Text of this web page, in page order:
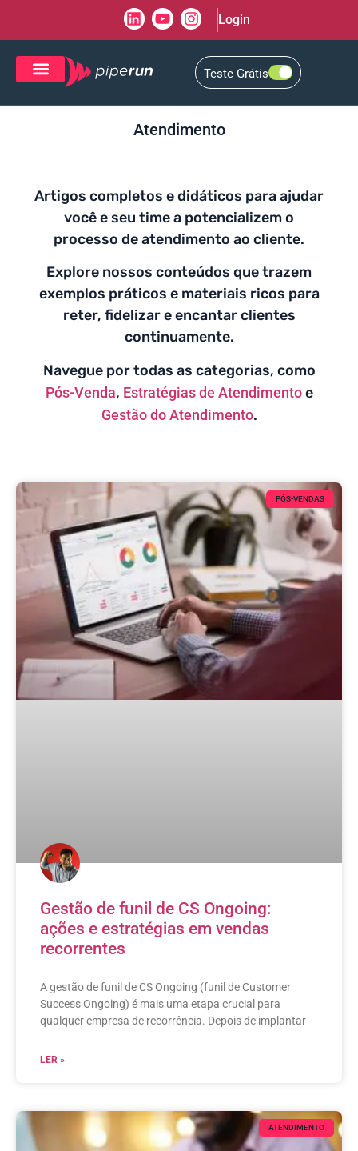
Login
Teste Grátis
Atendimento
Artigos completos e didáticos para ajudar
você e seu time a potencializem o
processo de atendimento ao cliente.
Explore nossos conteúdos que trazem
exemplos práticos e materiais ricos para
reter, fidelizar e encantar clientes
continuamente.
Navegue por todas as categorias, como
Pós-Venda, Estratégias de Atendimentoe
Gestão do Atendimento.
PÓS-VENDAS
Gestão de funil de CS Ongoing:
ações e estratégias em vendas
recorrentes
A gestão de funil de CS Ongoing (funil de Customer
Success Ongoing) é mais uma etapa crucial para
qualquer empresa de recorrência. Depois de implantar
LER »
ATENDIMENTO